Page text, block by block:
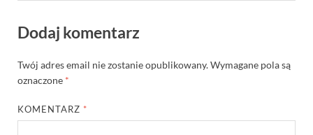
Dodaj komentarz
Twój adres email nie zostanie opublikowany.Wymagane pola są
oznaczone *
KOMENTARZ *